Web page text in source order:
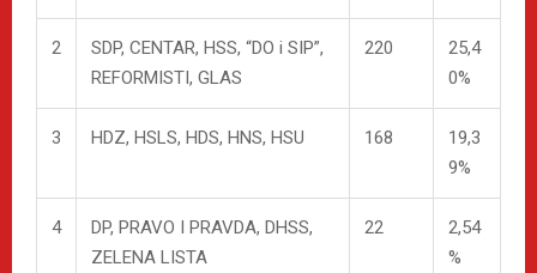
2
SDP, CENTAR, HSS, “DO i SIP”,
REFORMISTI, GLAS
220
25,4
0%
3 HDZ, HSLS, HDS, HNS, HSU 168
19,3
9%
4
DP, PRAVO I PRAVDA, DHSS,
ZELENA LISTA
22
2,54
%